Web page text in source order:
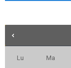
Lu Ma